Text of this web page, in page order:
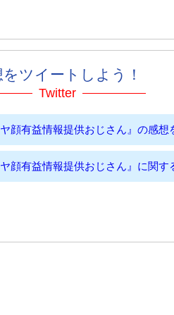
をツイートしよう！
Twitter
ヤ顔有益情報提供おじさん』の感想
ヤ顔有益情報提供おじさん』に関す